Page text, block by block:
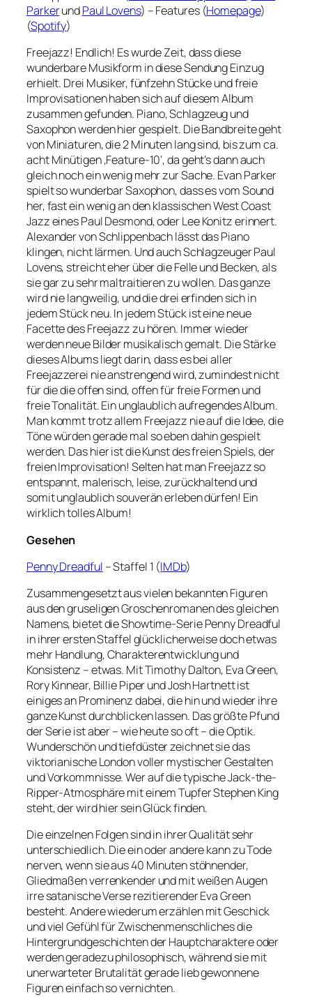
ParkerundPaul Lovens) – Features (Homepage)
(Spotify)
Freejazz! Endlich! Es wurde Zeit, dass diese
wunderbare Musikform in diese Sendung Einzug
erhielt. Drei Musiker, fünfzehn Stücke und freie
Improvisationen haben sich auf diesem Album
zusammen gefunden. Piano, Schlagzeug und
Saxophon werden hier gespielt. Die Bandbreite geht
von Miniaturen, die 2 Minuten lang sind, bis zum ca.
acht Minütigen ‚Feature-10‘, da geht’s dann auch
gleich noch ein wenig mehr zur Sache. Evan Parker
spielt so wunderbar Saxophon, dass es vom Sound
her, fast ein wenig an den klassischen West Coast
Jazz eines Paul Desmond, oder Lee Konitz erinnert.
Alexander von Schlippenbach lässt das Piano
klingen, nicht lärmen. Und auch Schlagzeuger Paul
Lovens, streicht eher über die Felle und Becken, als
sie gar zu sehr maltraitieren zu wollen. Das ganze
wird nie langweilig, und die drei erfinden sich in
jedem Stück neu. In jedem Stück ist eine neue
Facette des Freejazz zu hören. Immer wieder
werden neue Bilder musikalisch gemalt. Die Stärke
dieses Albums liegt darin, dass es bei aller
Freejazzerei nie anstrengend wird, zumindest nicht
für die die offen sind, offen für freie Formen und
freie Tonalität. Ein unglaublich aufregendes Album.
Man kommt trotz allem Freejazz nie auf die Idee, die
Töne würden gerade mal so eben dahin gespielt
werden. Das hier ist die Kunst des freien Spiels, der
freien Improvisation! Selten hat man Freejazz so
entspannt, malerisch, leise, zurückhaltend und
somit unglaublich souverän erleben dürfen! Ein
wirklich tolles Album!
Gesehen
Penny Dreadful – Staffel 1 (IMDb)
Zusammengesetzt aus vielen bekannten Figuren
aus den gruseligen Groschenromanen des gleichen
Namens, bietet die Showtime-Serie Penny Dreadful
in ihrer ersten Staffel glücklicherweise doch etwas
mehr Handlung, Charakterentwicklung und
Konsistenz – etwas. Mit Timothy Dalton, Eva Green,
Rory Kinnear, Billie Piper und Josh Hartnett ist
einiges an Prominenz dabei, die hin und wieder ihre
ganze Kunst durchblicken lassen. Das größte Pfund
der Serie ist aber – wie heute so oft – die Optik.
Wunderschön und tiefdüster zeichnet sie das
viktorianische London voller mystischer Gestalten
und Vorkommnisse. Wer auf die typische Jack-the-
Ripper-Atmosphäre mit einem Tupfer Stephen King
steht, der wird hier sein Glück finden.
Die einzelnen Folgen sind in ihrer Qualität sehr
unterschiedlich. Die ein oder andere kann zu Tode
nerven, wenn sie aus 40 Minuten stöhnender,
Gliedmaßen verrenkender und mit weißen Augen
irre satanische Verse rezitierender Eva Green
besteht. Andere wiederum erzählen mit Geschick
und viel Gefühl für Zwischenmenschliches die
Hintergrundgeschichten der Hauptcharaktere oder
werden geradezu philosophisch, während sie mit
unerwarteter Brutalität gerade lieb gewonnene
Figuren einfach so vernichten.